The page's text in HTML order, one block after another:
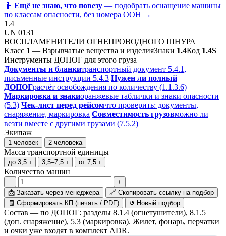
🤷 Ещё не знаю, что повезу — подобрать оснащение машины
по классам опасности, без номера ООН →
1.4
UN 0131
ВОСПЛАМЕНИТЕЛИ ОГНЕПРОВОДНОГО ШНУРА
Класс 1 — Взрывчатые вещества и изделияЗнаки 1.4Код 1.4S
Инструменты ДОПОГ для этого груза
Документы и бланкитранспортный документ 5.4.1,
письменные инструкции 5.4.3 Нужен ли полный
ДОПОГрасчёт освобождения по количеству (1.1.3.6)
Маркировка и знакиоранжевые таблички и знаки опасности
(5.3) Чек-лист перед рейсомчто проверить: документы,
снаряжение, маркировка Совместимость грузовможно ли
везти вместе с другими грузами (7.5.2)
Экипаж
1 человек 2 человека
Масса транспортной единицы
до 3,5 т 3,5–7,5 т от 7,5 т
Количество машин
−
+
📩 Заказать через менеджера 🔗 Скопировать ссылку на подбор
🧾 Сформировать КП (печать / PDF) ↺ Новый подбор
Состав — по ДОПОГ: разделы 8.1.4 (огнетушители), 8.1.5
(доп. снаряжение), 5.3 (маркировка). Жилет, фонарь, перчатки
и очки уже входят в комплект ADR.